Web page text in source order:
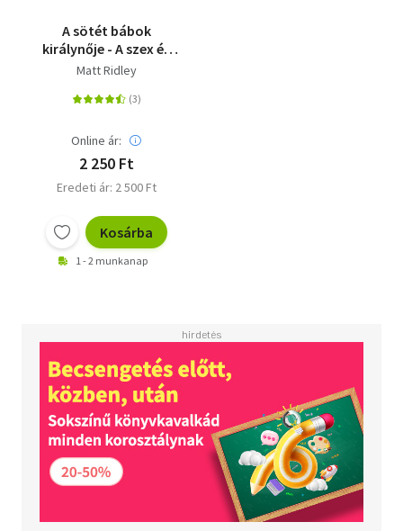
A sötét bábok
királynője - A szex és
az emberi természet
Matt Ridley
Online ár:
2 250 Ft
Eredeti ár: 2 500 Ft
Kosárba
1 - 2 munkanap